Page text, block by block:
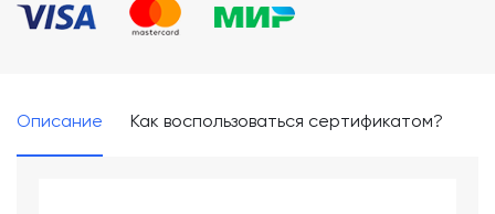
Описание Как воспользоваться сертификатом?